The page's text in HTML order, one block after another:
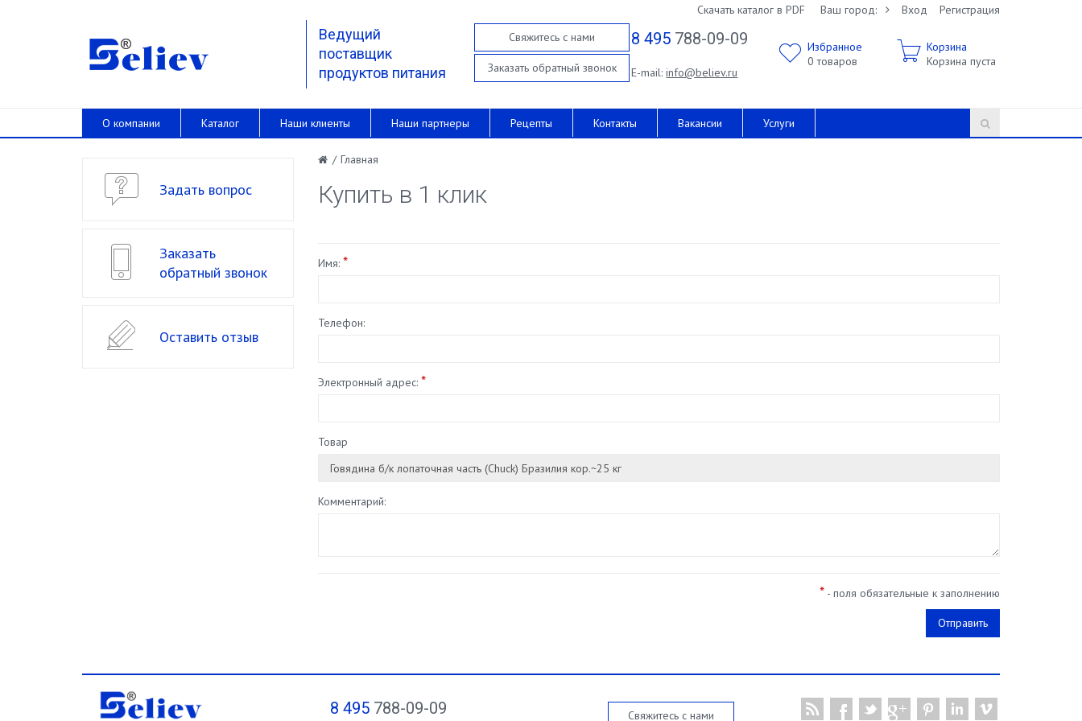
Скачать каталог в PDF Ваш город: Вход Регистрация
Ведущий
поставщик
продуктов питания
Свяжитесь с нами
Заказать обратный звонок
8 495 788-09-09
E-mail:info@believ.ru
Избранное
0 товаров
Корзина
Корзина пуста
О компании Каталог Наши клиенты Наши партнеры Рецепты Контакты Вакансии Услуги
/ Главная
Купить в 1 клик
Имя: *
Телефон:
Электронный адрес: *
Товар
Комментарий:
* - поля обязательные к заполнению
Задать вопрос
Заказать
обратный звонок
Оставить отзыв
8 495788-09-09 Свяжитесь с нами